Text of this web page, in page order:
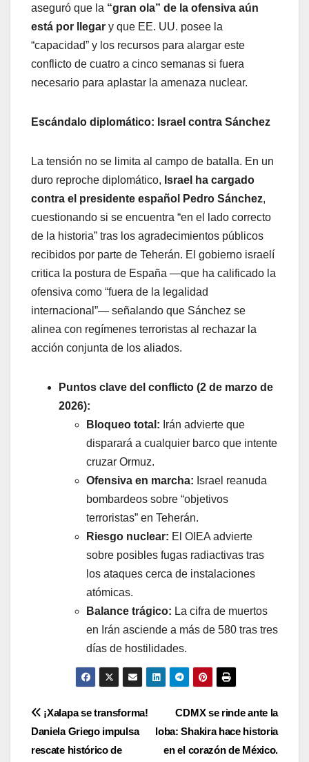
aseguró que la “gran ola” de la ofensiva aún
está por llegar y que EE. UU. posee la
“capacidad” y los recursos para alargar este
conflicto de cuatro a cinco semanas si fuera
necesario para aplastar la amenaza nuclear.
Escándalo diplomático: Israel contra Sánchez
La tensión no se limita al campo de batalla. En un
duro reproche diplomático, Israel ha cargado
contra el presidente español Pedro Sánchez,
cuestionando si se encuentra “en el lado correcto
de la historia” tras los agradecimientos públicos
recibidos por parte de Teherán. El gobierno israelí
critica la postura de España —que ha calificado la
ofensiva como “fuera de la legalidad
internacional”— señalando que Sánchez se
alinea con regímenes terroristas al rechazar la
acción conjunta de los aliados.
Puntos clave del conflicto (2 de marzo de
2026):
Bloqueo total: Irán advierte que
disparará a cualquier barco que intente
cruzar Ormuz.
Ofensiva en marcha: Israel reanuda
bombardeos sobre “objetivos
terroristas” en Teherán.
Riesgo nuclear: El OIEA advierte
sobre posibles fugas radiactivas tras
los ataques cerca de instalaciones
atómicas.
Balance trágico: La cifra de muertos
en Irán asciende a más de 580 tras tres
días de hostilidades.
Navegación
de
CDMX se rinde ante la
loba: Shakira hace historia
en el corazón de México.
¡Xalapa se transforma!
Daniela Griego impulsa
rescate histórico de